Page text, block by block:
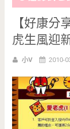
【好康分
虎生風迎
小V 2010-